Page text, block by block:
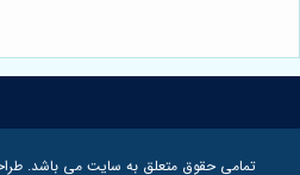
تمامی حقوق متعلق به سایت می باشد.